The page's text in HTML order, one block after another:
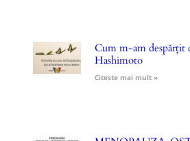
Cum m-am despărțit
Hashimoto
Citeste mai mult »